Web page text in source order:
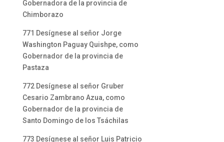
Gobernadora de la provincia de
Chimborazo
771 Desígnese al señor Jorge
Washington Paguay Quishpe, como
Gobernador de la provincia de
Pastaza
772 Desígnese al señor Gruber
Cesario Zambrano Azua, como
Gobernador de la provincia de
Santo Domingo de los Tsáchilas
773 Desígnese al señor Luis Patricio